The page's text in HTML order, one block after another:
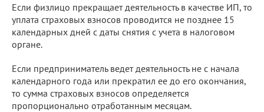
Если физлицо прекращает деятельность в качестве ИП, то
уплата страховых взносов проводится не позднее 15
календарных дней с даты снятия с учета в налоговом
органе.
Если предприниматель ведет деятельность не с начала
календарного года или прекратил ее до его окончания,
то сумма страховых взносов определяется
пропорционально отработанным месяцам.